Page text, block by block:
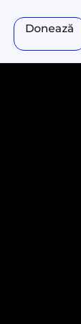
Donează